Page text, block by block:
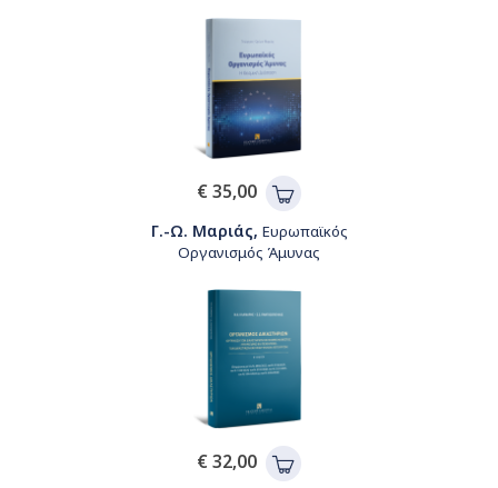
€ 35,00
Γ.-Ω. Μαριάς, Ευρωπαϊκός
Οργανισμός Άμυνας
€ 32,00